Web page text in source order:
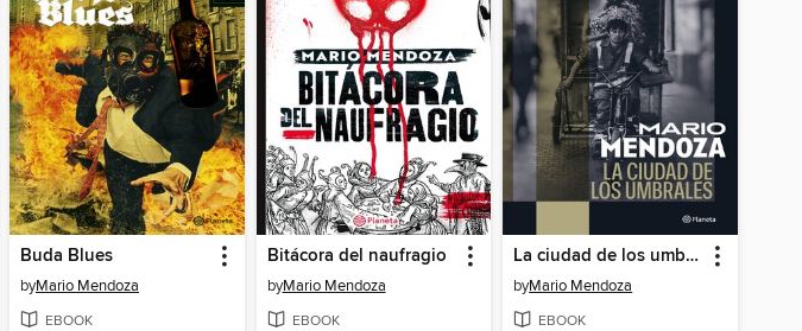
Buda Blues
byMario Mendoza
EBOOK
Bitácora del naufragio
byMario Mendoza
EBOOK
La ciudad de los umbrales
byMario Mendoza
EBOOK